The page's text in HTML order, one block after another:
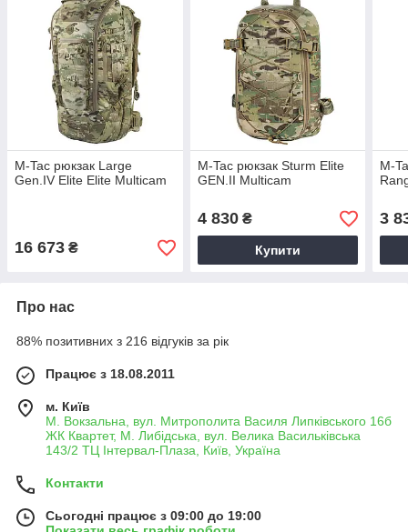
M-Tac рюкзак Large
Gen.IV Elite Elite Multicam
16 673 ₴
M-Tac рюкзак Sturm Elite
GEN.II Multicam
4 830₴
Купити
M-
3
Про нас
88% позитивних з 216 відгуків за рік
Працює з 18.08.2011
м. Київ
М. Вокзальна, вул. Митрополита Василя Липківського 16б
ЖК Квартет, М. Либідська, вул. Велика Васильківська
143/2 ТЦ Інтервал-Плаза, Київ, Україна
Контакти
Сьогодні працює з 09:00 до 19:00